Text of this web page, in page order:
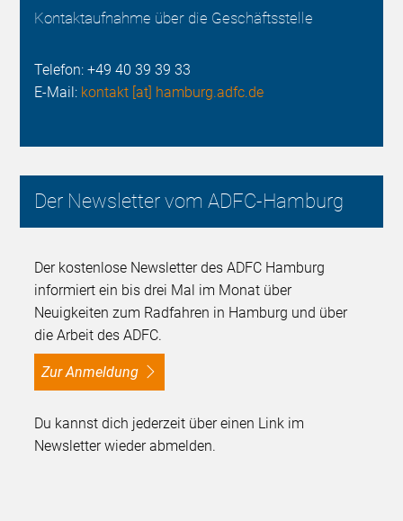
Kontaktaufnahme über die Geschäftsstelle
Telefon: +49 40 39 39 33
E-Mail: kontakt [at] hamburg.adfc.de
Der Newsletter vom ADFC-Hamburg
Der kostenlose Newsletter des ADFC Hamburg
informiert ein bis drei Mal im Monat über
Neuigkeiten zum Radfahren in Hamburg und über
die Arbeit des ADFC.
zur Anmeldung
Du kannst dich jederzeit über einen Link im
Newsletter wieder abmelden.